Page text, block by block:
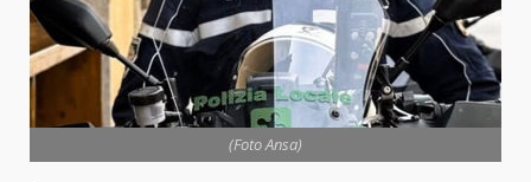
(Foto Ansa)